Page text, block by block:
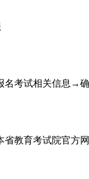
名考试相关信息→
省教育考试院官